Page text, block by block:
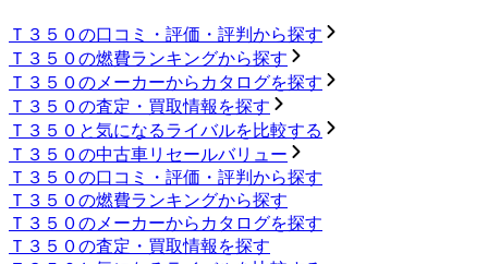
Ｔ３５０の口コミ・評価・評判から探す
Ｔ３５０の燃費ランキングから探す
Ｔ３５０のメーカーからカタログを探す
Ｔ３５０の査定・買取情報を探す
Ｔ３５０と気になるライバルを比較する
Ｔ３５０の中古車リセールバリュー
Ｔ３５０の口コミ・評価・評判から探す
Ｔ３５０の燃費ランキングから探す
Ｔ３５０のメーカーからカタログを探す
Ｔ３５０の査定・買取情報を探す